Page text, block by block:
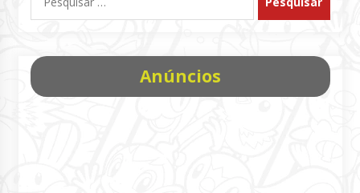
por:
Anúncios